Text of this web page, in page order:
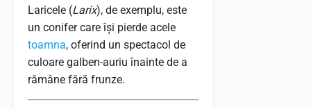
Laricele (Larix), de exemplu, este
un conifer care își pierde acele
toamna, oferind un spectacol de
culoare galben-auriu înainte de a
rămâne fără frunze.